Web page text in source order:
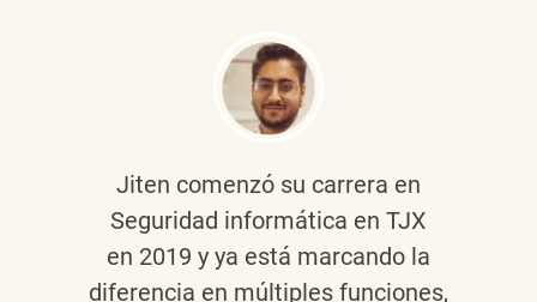
Jiten comenzó su carrera en
Seguridad informática en TJX
en 2019 y ya está marcando la
diferencia en múltiples funciones,